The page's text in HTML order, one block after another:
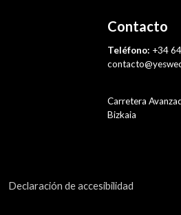
Contacto
Teléfono: +34
Carretera
Bizkaia
Declaración de accesibilidad